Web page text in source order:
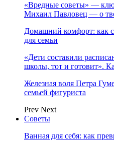
«Вредные советы» —
Михаил Павловец — о
Домашний комфорт: как
для семьи
«Дети составили
школы, тот и готовит».
Железная воля Петра
семьей фигуриста
Prev Next
Советы
Ванная для себя: как